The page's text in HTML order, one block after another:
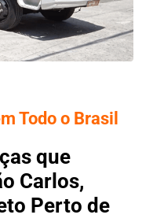
Todo o Brasil
que
Carlos,
Perto de